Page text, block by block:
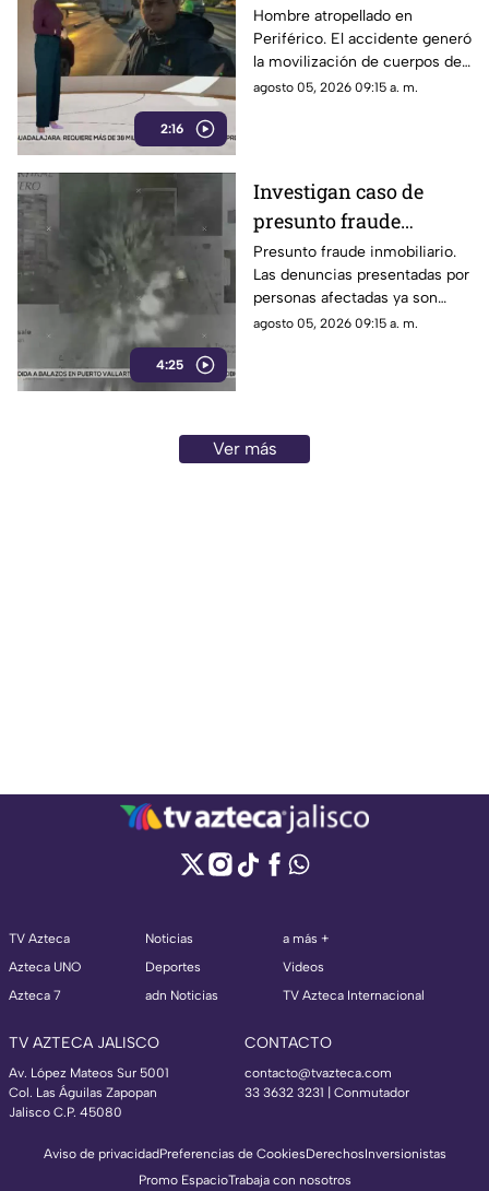
2:16
Tabachines, en
Zapopan
Hombre atropellado en
Periférico. El accidente generó
la movilización de cuerpos de
emergencia y afectaciones a la
agosto 05, 2026 09:15 a. m.
4:25
Investigan caso de
presunto fraude
inmobiliario
Presunto fraude inmobiliario.
Las denuncias presentadas por
personas afectadas ya son
investigadas por las
agosto 05, 2026 09:15 a. m.
Ver más
TV Azteca
Azteca UNO
Azteca 7
Noticias
Deportes
adn Noticias
a más +
Videos
TV Azteca Internacional
TV AZTECA JALISCO
Av. López Mateos Sur 5001
Col. Las Águilas Zapopan
Jalisco C.P. 45080
CONTACTO
contacto@tvazteca.com
33 3632 3231 | Conmutador
Aviso de privacidadPreferencias de CookiesDerechosInversionistas
Promo EspacioTrabaja con nosotros